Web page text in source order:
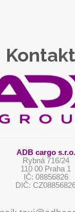
ADB cargo s.r.o.
Rybná 716/24
110 00 Praha 1
IČ: 08856826
DIČ: